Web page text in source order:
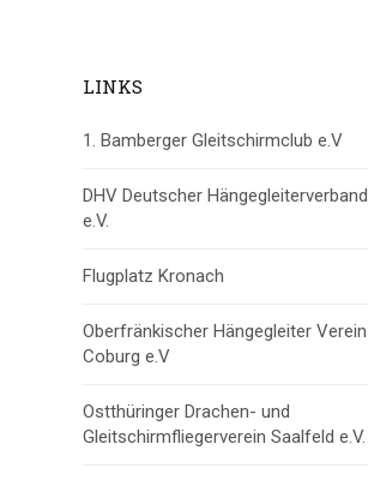
LINKS
1. Bamberger Gleitschirmclub e.V
DHV Deutscher Hängegleiterverband
e.V.
Flugplatz Kronach
Oberfränkischer Hängegleiter Verein
Coburg e.V
Ostthüringer Drachen- und
Gleitschirmfliegerverein Saalfeld e.V.